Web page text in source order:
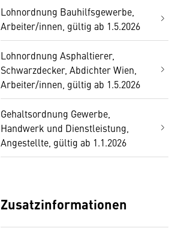
Lohnordnung Bauhilfsgewerbe,
Arbeiter/innen, gültig ab 1.5.2026
Lohnordnung Asphaltierer,
Schwarzdecker, Abdichter Wien,
Arbeiter/innen, gültig ab 1.5.2026
Gehaltsordnung Gewerbe,
Handwerk und Dienstleistung,
Angestellte, gültig ab 1.1.2026
Zusatzinformationen